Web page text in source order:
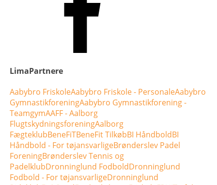
LimaPartnere
Aabybro FriskoleAabybro Friskole - PersonaleAabybro
GymnastikforeningAabybro Gymnastikforening -
TeamgymAAFF - Aalborg
FlugtskydningsforeningAalborg
FægteklubBeneFiTBeneFit TilkøbBI HåndboldBI
Håndbold - For tøjansvarligeBrønderslev Padel
ForeningBrønderslev Tennis og
PadelklubDronninglund FodboldDronninglund
Fodbold - For tøjansvarligeDronninglund